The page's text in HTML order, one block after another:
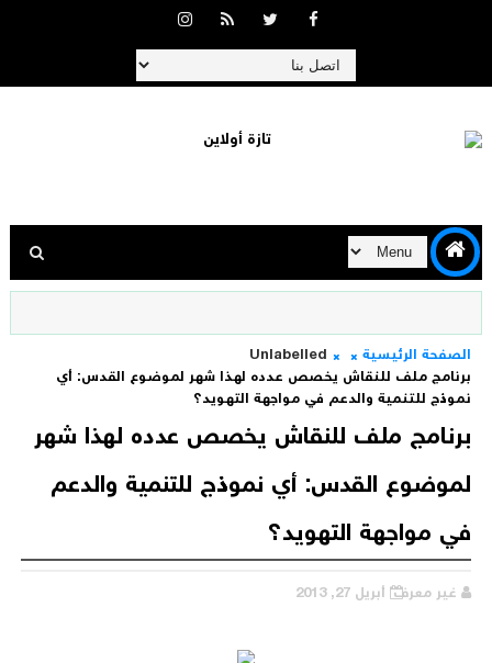
الصفحة الرئيسية
Unlabelled
برنامج ملف للنقاش يخصص عدده لهذا شهر لموضوع القدس: أي
نموذج للتنمية والدعم في مواجهة التهويد؟
برنامج ملف للنقاش يخصص عدده لهذا شهر
لموضوع القدس: أي نموذج للتنمية والدعم
في مواجهة التهويد؟
غير معرف أبريل 27, 2013